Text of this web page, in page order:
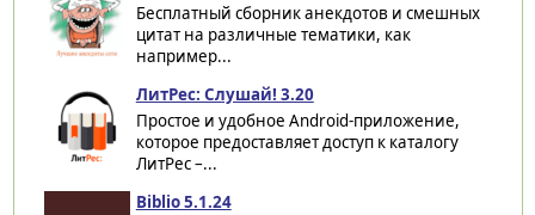
Бесплатный сборник анекдотов и смешных
цитат на различные тематики, как
например...
ЛитРес: Слушай! 3.20
Простое и удобное Android-приложение,
которое предоставляет доступ к каталогу
ЛитРес –...
Biblio 5.1.24